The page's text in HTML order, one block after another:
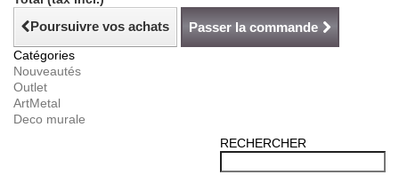
Poursuivre vos achats Passer la commande
Catégories
Nouveautés
Outlet
ArtMetal
Deco murale
RECHERCHER